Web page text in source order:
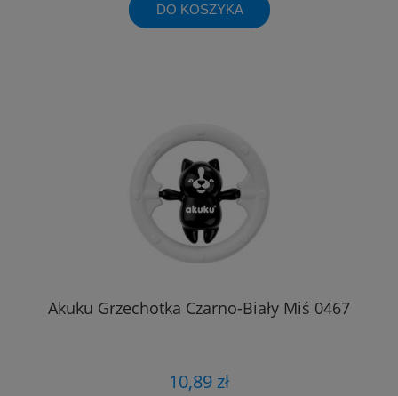
DO KOSZYKA
Akuku Grzechotka Czarno-Biały Miś 0467
10,89 zł